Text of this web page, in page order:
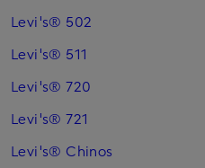
Levi's® 502
Levi's® 511
Levi's® 720
Levi's® 721
Levi's® Chinos